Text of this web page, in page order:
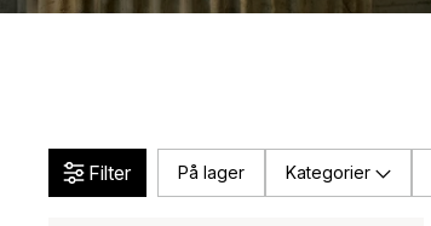
Filter På lager Kategorier